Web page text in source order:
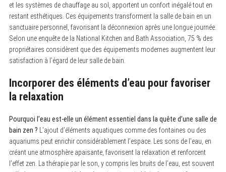
et les systèmes de chauffage au sol, apportent un confort inégalé tout en
restant esthétiques. Ces équipements transforment la salle de bain en un
sanctuaire personnel, favorisant la déconnexion après une longue journée.
Selon une enquête de la National Kitchen and Bath Association, 75 % des
propriétaires considèrent que des équipements modernes augmentent leur
satisfaction à l’égard de leur salle de bain.
Incorporer des éléments d’eau pour favoriser
la relaxation
Pourquoi l’eau est-elle un élément essentiel dans la quête d’une salle de
bain zen ? L’ajout d’éléments aquatiques comme des fontaines ou des
aquariums peut enrichir considérablement l’espace. Les sons de l’eau, en
créant une atmosphère apaisante, favorisent la relaxation et renforcent
l’effet zen. La thérapie par le son, y compris les bruits de l’eau, est souvent